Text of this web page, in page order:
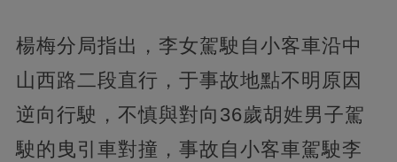
楊梅分局指出，李女駕駛自小客車沿中
山西路二段直行，于事故地點不明原因
逆向行駛，不慎與對向36歲胡姓男子駕
駛的曳引車對撞，事故自小客車駕駛李